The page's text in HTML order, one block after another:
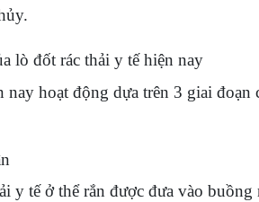
lò đốt rác thải y tế hiện nay
nay hoạt động dựa trên 3 giai
y tế ở thể rắn được đưa vào